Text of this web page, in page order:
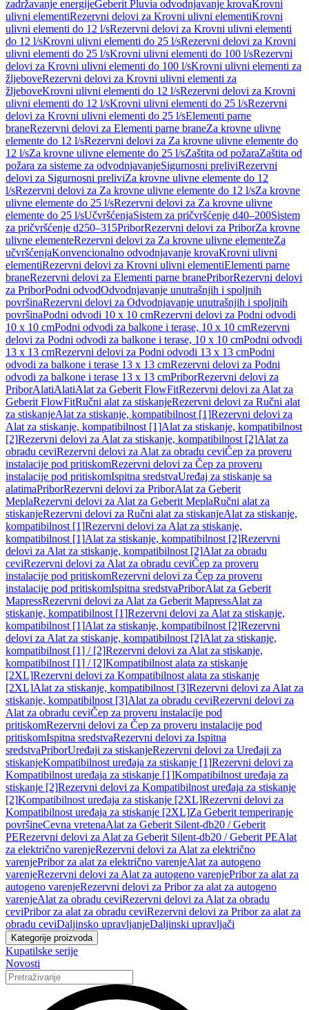
zadržavanje energijeGeberit Pluvia odvodnjavanje krovaKrovni
ulivni elementiRezervni delovi za Krovni ulivni elementiKrovni
ulivni elementi do 12 l/sRezervni delovi za Krovni ulivni elementi
do 12 l/sKrovni ulivni elementi do 25 l/sRezervni delovi za Krovni
ulivni elementi do 25 l/sKrovni ulivni elementi do 100 l/sRezervni
delovi za Krovni ulivni elementi do 100 l/sKrovni ulivni elementi za
žljeboveRezervni delovi za Krovni ulivni elementi za
žljeboveKrovni ulivni elementi do 12 l/sRezervni delovi za Krovni
ulivni elementi do 12 l/sKrovni ulivni elementi do 25 l/sRezervni
delovi za Krovni ulivni elementi do 25 l/sElementi parne
braneRezervni delovi za Elementi parne braneZa krovne ulivne
elemente do 12 l/sRezervni delovi za Za krovne ulivne elemente do
12 l/sZa krovne ulivne elemente do 25 l/sZaštita od požaraZaštita od
požara za sisteme za odvodnjavanjeSigurnosni preliviRezervni
delovi za Sigurnosni preliviZa krovne ulivne elemente do 12
l/sRezervni delovi za Za krovne ulivne elemente do 12 l/sZa krovne
ulivne elemente do 25 l/sRezervni delovi za Za krovne ulivne
elemente do 25 l/sUčvršćenjaSistem za pričvršćenje d40–200Sistem
za pričvršćenje d250–315PriborRezervni delovi za PriborZa krovne
ulivne elementeRezervni delovi za Za krovne ulivne elementeZa
učvršćenjaKonvencionalno odvodnjavanje krovaKrovni ulivni
elementiRezervni delovi za Krovni ulivni elementiElementi parne
braneRezervni delovi za Elementi parne branePriborRezervni delovi
za PriborPodni odvodOdvodnjavanje unutrašnjih i spoljnih
površinaRezervni delovi za Odvodnjavanje unutrašnjih i spoljnih
površinaPodni odvodi 10 x 10 cmRezervni delovi za Podni odvodi
10 x 10 cmPodni odvodi za balkone i terase, 10 x 10 cmRezervni
delovi za Podni odvodi za balkone i terase, 10 x 10 cmPodni odvodi
13 x 13 cmRezervni delovi za Podni odvodi 13 x 13 cmPodni
odvodi za balkone i terase 13 x 13 cmRezervni delovi za Podni
odvodi za balkone i terase 13 x 13 cmPriborRezervni delovi za
PriborAlatiAlatiAlat za Geberit FlowFitRezervni delovi za Alat za
Geberit FlowFitRučni alat za stiskanjeRezervni delovi za Ručni alat
za stiskanjeAlat za stiskanje, kompatibilnost [1]Rezervni delovi za
Alat za stiskanje, kompatibilnost [1]Alat za stiskanje, kompatibilnost
[2]Rezervni delovi za Alat za stiskanje, kompatibilnost [2]Alat za
obradu ceviRezervni delovi za Alat za obradu ceviČep za proveru
instalacije pod pritiskomRezervni delovi za Čep za proveru
instalacije pod pritiskomIspitna sredstvaUređaj za stiskanje sa
alatimaPriborRezervni delovi za PriborAlat za Geberit
MeplaRezervni delovi za Alat za Geberit MeplaRučni alat za
stiskanjeRezervni delovi za Ručni alat za stiskanjeAlat za stiskanje,
kompatibilnost [1]Rezervni delovi za Alat za stiskanje,
kompatibilnost [1]Alat za stiskanje, kompatibilnost [2]Rezervni
delovi za Alat za stiskanje, kompatibilnost [2]Alat za obradu
ceviRezervni delovi za Alat za obradu ceviČep za proveru
instalacije pod pritiskomRezervni delovi za Čep za proveru
instalacije pod pritiskomIspitna sredstvaPriborAlat za Geberit
MapressRezervni delovi za Alat za Geberit MapressAlat za
stiskanje, kompatibilnost [1]Rezervni delovi za Alat za stiskanje,
kompatibilnost [1]Alat za stiskanje, kompatibilnost [2]Rezervni
delovi za Alat za stiskanje, kompatibilnost [2]Alat za stiskanje,
kompatibilnost [1] / [2]Rezervni delovi za Alat za stiskanje,
kompatibilnost [1] / [2]Kompatibilnost alata za stiskanje
[2XL]Rezervni delovi za Kompatibilnost alata za stiskanje
[2XL]Alat za stiskanje, kompatibilnost [3]Rezervni delovi za Alat za
stiskanje, kompatibilnost [3]Alat za obradu ceviRezervni delovi za
Alat za obradu ceviČep za proveru instalacije pod
pritiskomRezervni delovi za Čep za proveru instalacije pod
pritiskomIspitna sredstvaRezervni delovi za Ispitna
sredstvaPriborUređaji za stiskanjeRezervni delovi za Uređaji za
stiskanjeKompatibilnost uređaja za stiskanje [1]Rezervni delovi za
Kompatibilnost uređaja za stiskanje [1]Kompatibilnost uređaja za
stiskanje [2]Rezervni delovi za Kompatibilnost uređaja za stiskanje
[2]Kompatibilnost uređaja za stiskanje [2XL]Rezervni delovi za
Kompatibilnost uređaja za stiskanje [2XL]Za Geberit temperiranje
površineCevna vretenaAlat za Geberit Silent-db20 / Geberit
PERezervni delovi za Alat za Geberit Silent-db20 / Geberit PEAlat
za električno varenjeRezervni delovi za Alat za električno
varenjePribor za alat za električno varenjeAlat za autogeno
varenjeRezervni delovi za Alat za autogeno varenjePribor za alat za
autogeno varenjeRezervni delovi za Pribor za alat za autogeno
varenjeAlat za obradu ceviRezervni delovi za Alat za obradu
ceviPribor za alat za obradu ceviRezervni delovi za Pribor za alat za
obradu ceviDaljinsko upravljanjeDaljinski upravljači
Kategorije proizvoda
Kupatilske serije
Novosti